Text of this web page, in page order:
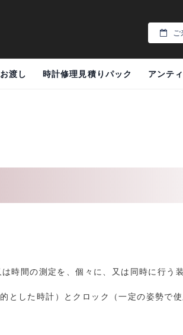
渡し 時計修理見積りパック アンテ
時間の測定を、個々に、又は同時に行う装
した時計）とクロック（一定の姿勢で使